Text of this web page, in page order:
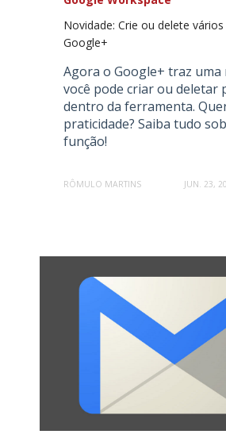
Novidade: Crie ou delete
Google+
Agora o Google+ traz uma
você pode criar ou deletar
dentro da ferramenta.
praticidade? Saiba tudo
função!
RÔMULO MARTINS JUN. 23,